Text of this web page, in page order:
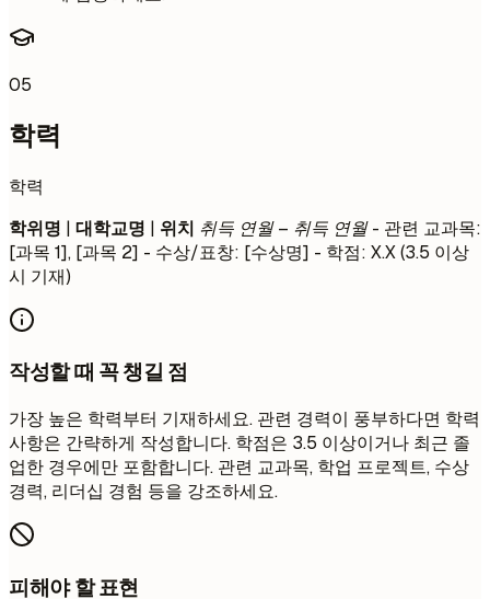
05
학력
학력
학위명 | 대학교명 | 위치 취득 연월 – 취득 연월- 관련 교과목:
[과목 1], [과목 2] - 수상/표창: [수상명] - 학점: X.X (3.5 이상
시 기재)
작성할 때 꼭 챙길 점
가장 높은 학력부터 기재하세요. 관련 경력이 풍부하다면 학력
사항은 간략하게 작성합니다. 학점은 3.5 이상이거나 최근 졸
업한 경우에만 포함합니다. 관련 교과목, 학업 프로젝트, 수상
경력, 리더십 경험 등을 강조하세요.
피해야 할 표현